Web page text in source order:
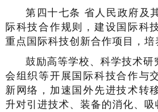
第四十七条 省人民政府及
际科技合作规则，建设国际科
重点国际科技创新合作项目，培
鼓励高等学校、科学技术研
会组织等开展国际科技合作与
新网络，加速国外先进技术转
升对引进技术、装备的消化、吸